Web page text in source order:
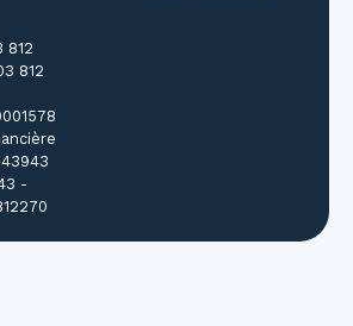
812
812
-